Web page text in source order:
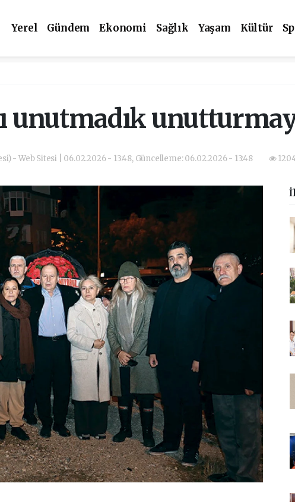
Yerel Gündem Ekonomi Sağlık Yaşam Kültür
unutmadık
- Web Sitesi | 06.02.2026 - 13:48, Güncelleme: 06.02.2026 - 13:48